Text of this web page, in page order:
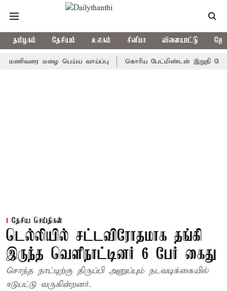
தமிழகம் தேசியம் உலகம் சினிமா விளையாட்டு
மழை பெய்ய வாய்ப்பு கொரிய பேட்மிண்டன் இறுதி போட்டி;
தேசிய செய்திகள்
டெல்லியில் சட்டவிரோதமாக தங்கி
இருந்த வெளிநாட்டினர் 6 பேர் கைது
சொந்த நாட்டிற்கு திருப்பி அனுப்பும் நடவடிக்கையில்
ஈடுபட்டு வருகின்றனர்.